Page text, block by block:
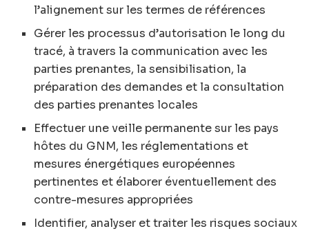
l’alignement sur les termes de références
Gérer les processus d’autorisation le long du
tracé, à travers la communication avec les
parties prenantes, la sensibilisation, la
préparation des demandes et la consultation
des parties prenantes locales
Effectuer une veille permanente sur les pays
hôtes du GNM, les réglementations et
mesures énergétiques européennes
pertinentes et élaborer éventuellement des
contre-mesures appropriées
Identifier, analyser et traiter les risques sociaux